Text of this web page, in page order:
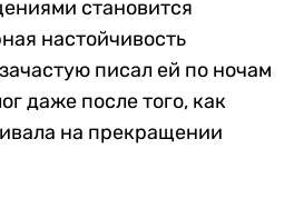
становится
настойчивость
писал ей по ночам
даже после того, как
на прекращении